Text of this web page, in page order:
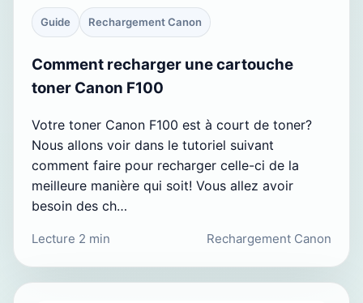
Guide Rechargement Canon
Comment recharger une cartouche
toner Canon F100
Votre toner Canon F100 est à court de toner?
Nous allons voir dans le tutoriel suivant
comment faire pour recharger celle-ci de la
meilleure manière qui soit! Vous allez avoir
besoin des ch…
Lecture 2 min Rechargement Canon